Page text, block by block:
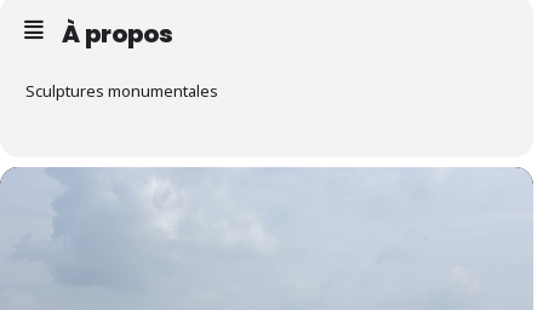
À propos
Sculptures monumentales